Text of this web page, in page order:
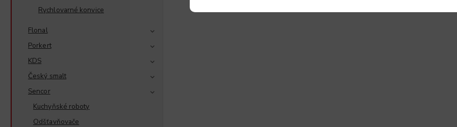
Rychlovarné konvice
Flonal
Porkert
KDS
Český smalt
Sencor
Kuchyňské roboty
Odšťavňovače